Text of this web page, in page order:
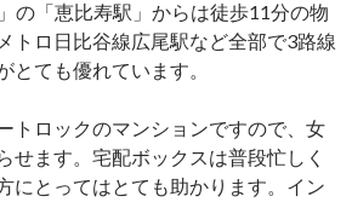
の「恵比寿駅」からは徒歩11分の物
トロ日比谷線広尾駅など全部で3路線
とても優れています。
トロックのマンションですので、女
せます。宅配ボックスは普段忙しく
にとってはとても助かります。イン